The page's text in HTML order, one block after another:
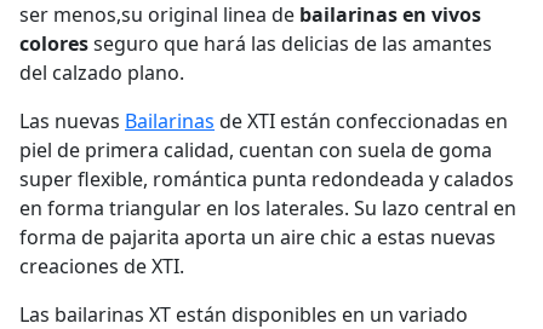
ser menos,su original linea de bailarinas en vivos
coloresseguro que hará las delicias de las amantes
del calzado plano.
Las nuevas Bailarinas de XTI están confeccionadas en
piel de primera calidad, cuentan con suela de goma
super flexible, romántica punta redondeada y calados
en forma triangular en los laterales. Su lazo central en
forma de pajarita aporta un aire chic a estas nuevas
creaciones de XTI.
Las bailarinas XT están disponibles en un variado